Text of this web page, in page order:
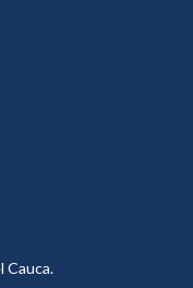
Cauca.